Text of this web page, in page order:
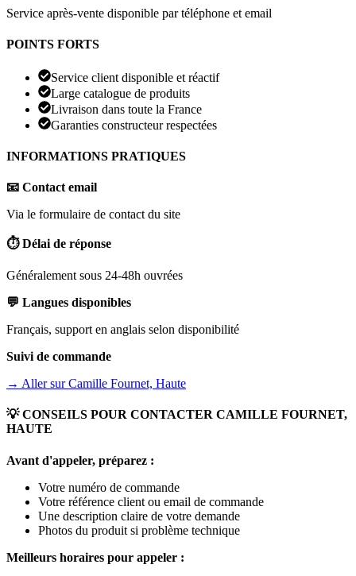
Service après-vente disponible par téléphone et email
POINTS FORTS
Service client disponible et réactif
Large catalogue de produits
Livraison dans toute la France
Garanties constructeur respectées
INFORMATIONS PRATIQUES
📧 Contact email
Via le formulaire de contact du site
⏱️ Délai de réponse
Généralement sous 24-48h ouvrées
💬 Langues disponibles
Français, support en anglais selon disponibilité
Suivi de commande
→ Aller surCamille Fournet, Haute
💡 CONSEILS POUR CONTACTER CAMILLE FOURNET,
HAUTE
Avant d'appeler, préparez :
Votre numéro de commande
Votre référence client ou email de commande
Une description claire de votre demande
Photos du produit si problème technique
Meilleurs horaires pour appeler :